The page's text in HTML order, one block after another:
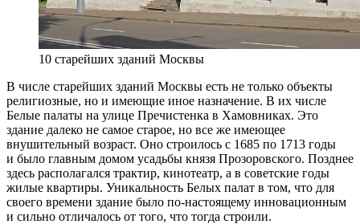
10 старейших зданий Москвы
В числе старейших зданий Москвы есть не только объекты
религиозные, но и имеющие иное назначение. В их числе
Белые палаты на улице Пречистенка в Хамовниках. Это
здание далеко не самое старое, но все же имеющее
внушительный возраст. Оно строилось с 1685 по 1713 годы
и было главным домом усадьбы князя Прозоровского. Позднее
здесь располагался трактир, кинотеатр, а в советские годы
жилые квартиры. Уникальность Белых палат в том, что для
своего времени здание было по-настоящему инновационным
и сильно отличалось от того, что тогда строили.